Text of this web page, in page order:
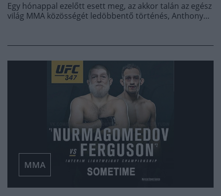
Egy hónappal ezelőtt esett meg, az akkor talán az egész
világ MMA közösségét ledöbbentő történés, Anthony…
MMA